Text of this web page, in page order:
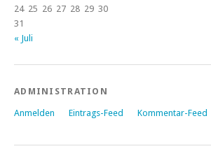
24 25 26 27 28 29 30
31
« Juli
ADMINISTRATION
Anmelden Eintrags-Feed Kommentar-Feed